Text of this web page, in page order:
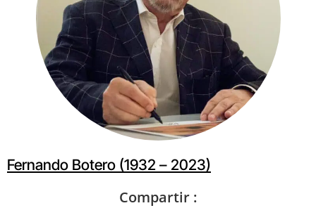
Fernando Botero (1932 – 2023)
Compartir :